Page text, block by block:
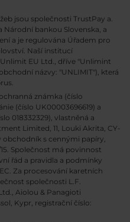
jsou společnosti TrustPay a.
Národní bankou Slovenska, a
a je regulována Úřadem pro
Naší institucí
EU Ltd., dříve "Unlimint
názvy: "UNLIMIT"), která
ochranná známka (číslo
(číslo UK00003696619) a
018332329), vlastněná a
Limited, 11, Louki Akrita, CY-
obchodník s cennými papíry,
Společnost má povinnost
řád a pravidla a podmínky
Za procesování karetních
společnosti L.F.
Aiolou & Panagioti
Kypr, registrační číslo: